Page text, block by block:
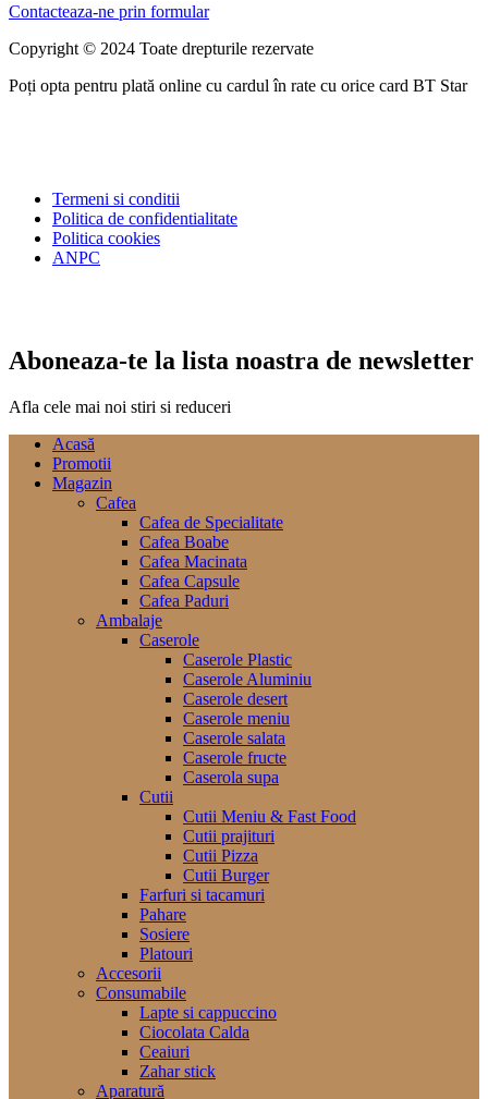
Contacteaza-ne prin formular
Copyright © 2024 Toate drepturile rezervate
Poți opta pentru plată online cu cardul în rate cu orice card BT Star
Termeni si conditii
Politica de confidentialitate
Politica cookies
ANPC
Aboneaza-te la lista noastra de newsletter
Afla cele mai noi stiri si reduceri
Acasă
Promotii
Magazin
Cafea
Cafea de Specialitate
Cafea Boabe
Cafea Macinata
Cafea Capsule
Cafea Paduri
Ambalaje
Caserole
Caserole Plastic
Caserole Aluminiu
Caserole desert
Caserole meniu
Caserole salata
Caserole fructe
Caserola supa
Cutii
Cutii Meniu & Fast Food
Cutii prajituri
Cutii Pizza
Cutii Burger
Farfuri si tacamuri
Pahare
Sosiere
Platouri
Accesorii
Consumabile
Lapte si cappuccino
Ciocolata Calda
Ceaiuri
Zahar stick
Aparatură